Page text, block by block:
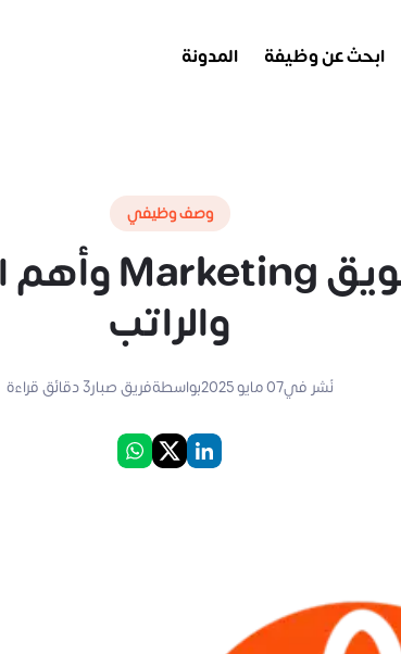
ابحث عن وظيفة المدونة
وصف وظيفي
والراتب
نُشر في07 مايو 2025 بواسطةفريق صبار3دقائق قراءة